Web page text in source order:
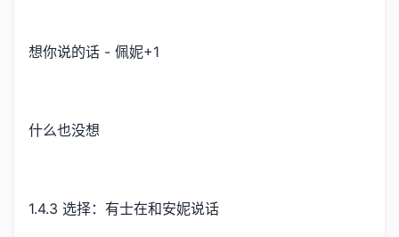
想你说的话 - 佩妮+1
什么也没想
1.4.3 选择：有士在和安妮说话